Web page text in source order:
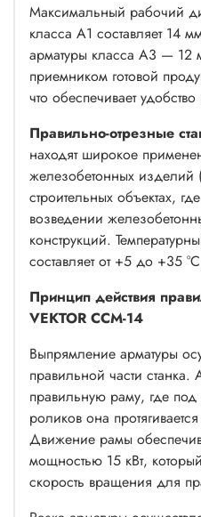
Максимальный рабочий
класса А1 составляет 14
арматуры класса А3 — 12
приемником готовой
что обеспечивает
Правильно-отрезные
находят широкое
железобетонных
строительных объектах,
возведении
конструкций.
составляет от +5 до +35
Принцип действия
VEKTOR ССМ-14
Выпрямление арматуры
правильной части станка.
правильную раму, где
роликов она
Движение рамы
мощностью 15 кВт,
скорость вращения для